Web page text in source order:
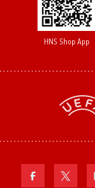
HNS Shop App